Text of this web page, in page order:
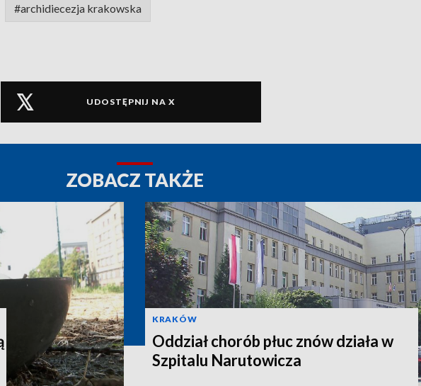
#archidiecezja krakowska
UDOSTĘPNIJ NA X
ZOBACZ TAKŻE
KRAKÓW
Oddział chorób płuc znów działa w
Szpitalu Narutowicza